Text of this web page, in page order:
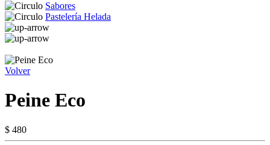
Sabores
Pastelería Helada
Volver
Peine Eco
$ 480